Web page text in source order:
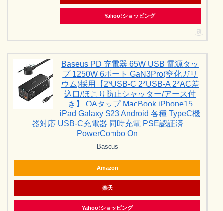
Yahoo!ショッピング
Baseus PD 充電器 65W USB 電源タッ
プ 1250W 6ポート GaN3Pro(窒化ガリ
ウム)採用【2*USB-C 2*USB-A 2*AC差
込口/ほこり防止シャッター/アース付
き】 OAタップ MacBook iPhone15
iPad Galaxy S23 Android 各種 TypeC機
器対応 USB-C充電器 同時充電 PSE認証済
PowerCombo On
Baseus
Amazon
楽天
Yahoo!ショッピング